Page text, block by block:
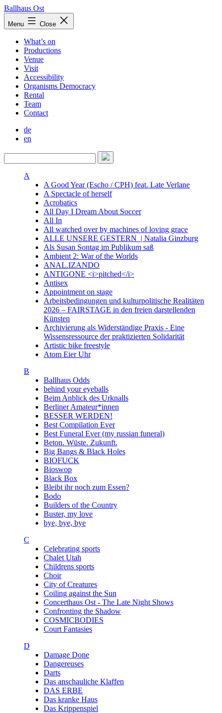
Skip
to
content
Ballhaus Ost
Ballhaus
Ost
Menu Close
What’s on
Productions
Venue
Visit
Accessibility
Organisms Democracy
Rental
Team
Contact
de
en
A
A Good Year (Escho / CPH) feat. Late Verlane
A Spectacle of herself
Acrobatics
All Day I Dream About Soccer
All In
All watched over by machines of loving grace
ALLE UNSERE GESTERN | Natalia Ginzburg
Als Susan Sontag im Publikum saß
Ambient 2: War of the Worlds
ANAL.IZANDO
ANTIGONE <i>pitched</i>
Antisex
Appointment on stage
Arbeitsbedingungen und kulturpolitische Realitäten
2026 – FAIRSTAGE in den freien darstellenden
Künsten
Archivierung als Widerständige Praxis - Eine
Wissensressource der praktizierten Solidarität
Artistic bike freestyle
Atom Eier Uhr
B
Ballhaus Odds
behind your eyeballs
Beim Anblick des Urknalls
Berliner Amateur*innen
BESSER WERDEN!
Best Compilation Ever
Best Funeral Ever (my russian funeral)
Beton. Wüste. Zukunft.
Big Bangs & Black Holes
BIOFUCK
Bioswop
Black Box
Bleibt ihr noch zum Essen?
Bodo
Builders of the Country
Buster, my love
bye, bye, bye
C
Celebrating sports
Chalet Utah
Childrens sports
Choir
City of Creatures
Coiling against the Sun
Concerthaus Ost - The Late Night Shows
Confronting the Shadow
COSMICBODIES
Court Fantasies
D
Damage Done
Dangereuses
Darts
Das anschauliche Klaffen
DAS ERBE
Das kranke Haus
Das Krippenspiel